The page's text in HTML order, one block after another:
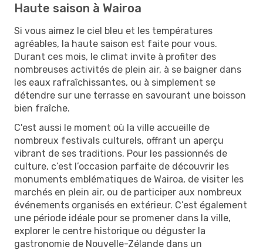
Haute saison à Wairoa
Si vous aimez le ciel bleu et les températures
agréables, la haute saison est faite pour vous.
Durant ces mois, le climat invite à profiter des
nombreuses activités de plein air, à se baigner dans
les eaux rafraîchissantes, ou à simplement se
détendre sur une terrasse en savourant une boisson
bien fraîche.
C'est aussi le moment où la ville accueille de
nombreux festivals culturels, offrant un aperçu
vibrant de ses traditions. Pour les passionnés de
culture, c’est l’occasion parfaite de découvrir les
monuments emblématiques de Wairoa, de visiter les
marchés en plein air, ou de participer aux nombreux
événements organisés en extérieur. C’est également
une période idéale pour se promener dans la ville,
explorer le centre historique ou déguster la
gastronomie de Nouvelle-Zélande dans un